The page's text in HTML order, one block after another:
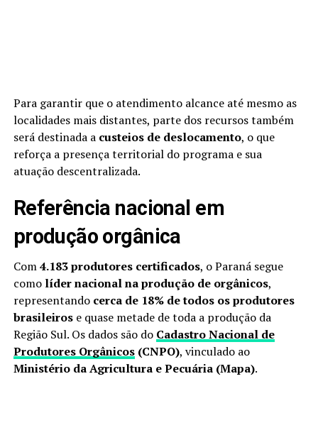
Para garantir que o atendimento alcance até mesmo as
localidades mais distantes, parte dos recursos também
será destinada a custeios de deslocamento, o que
reforça a presença territorial do programa e sua
atuação descentralizada.
Referência nacional em
produção orgânica
Com4.183 produtores certificados, o Paraná segue
como líder nacional na produção de orgânicos,
representando cerca de 18% de todos os produtores
brasileirose quase metade de toda a produção da
Região Sul. Os dados são do Cadastro Nacional de
Produtores Orgânicos(CNPO), vinculado ao
Ministério da Agricultura e Pecuária (Mapa).